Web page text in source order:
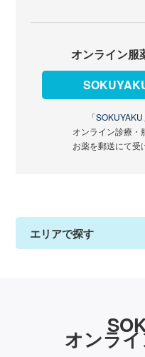
オンライン服
「SOKUYAKU
オンライン診療・
お薬を郵送にて受
エリアで探す
オンラ